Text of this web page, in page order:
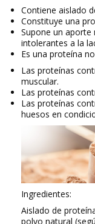
Contiene aislado
Constituye una
Supone un aporte
intolerantes a la
Es una proteína
Las proteínas
muscular.
Las proteínas
Las proteínas
huesos en
Ingredientes:
Aislado de
polvo natural